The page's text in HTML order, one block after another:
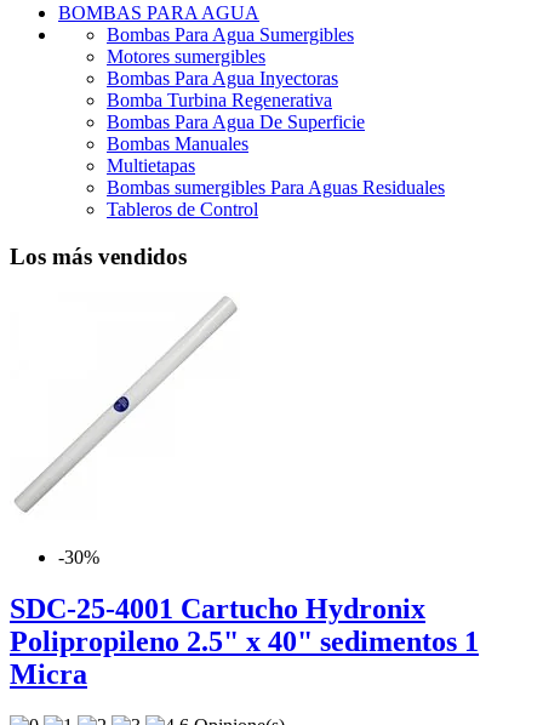
BOMBAS PARA AGUA
Bombas Para Agua Sumergibles
Motores sumergibles
Bombas Para Agua Inyectoras
Bomba Turbina Regenerativa
Bombas Para Agua De Superficie
Bombas Manuales
Multietapas
Bombas sumergibles Para Aguas Residuales
Tableros de Control
Los más vendidos
-30%
SDC-25-4001 Cartucho Hydronix
Polipropileno 2.5" x 40" sedimentos 1
Micra